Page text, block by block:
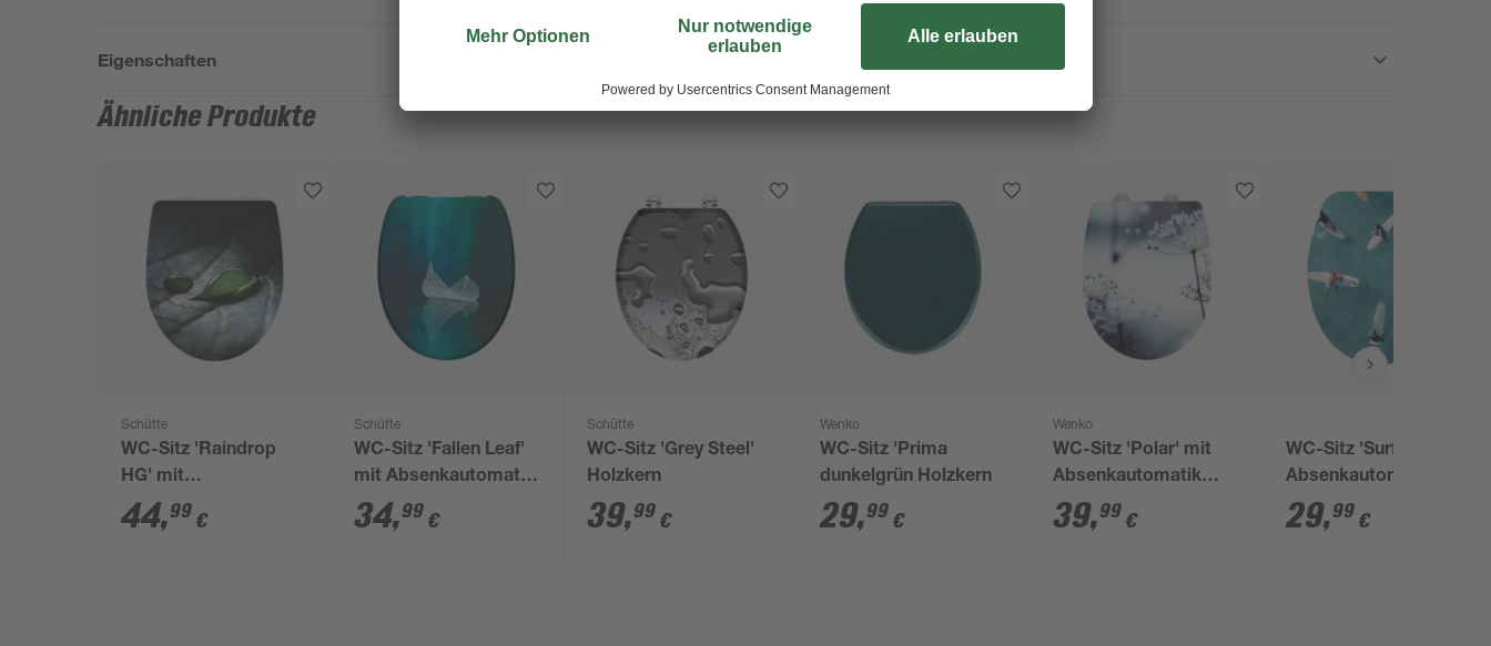
Eigenschaften
Ähnliche Produkte
Schütte
WC-Sitz 'Raindrop
HG' mit
Absenkautomatik
Duroplast
44,99 €
Schütte
WC-Sitz 'Fallen Leaf'
mit Absenkautomatik
Duroplast
34,99 €
Schütte
WC-Sitz 'Grey Steel'
Holzkern
39,99 €
Wenko
WC-Sitz 'Prima
dunkelgrün Holzkern
29,99 €
Wenko
WC-Sitz 'Polar' mit
Absenkautomatik
mehrfarbig
Thermoplast
39,99 €
WC-Sitz 'Surfer' mit
Absenkautomatik
29,99 €